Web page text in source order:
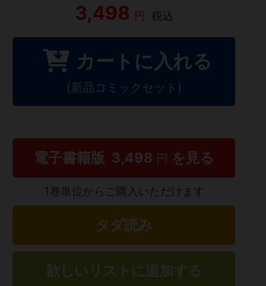
3,498 円 税込
カートに入れる
(新品コミックセット)
電子書籍版 3,498 円 を見る
1巻単位からご購入いただけます
タダ読み
欲しいリストに追加する